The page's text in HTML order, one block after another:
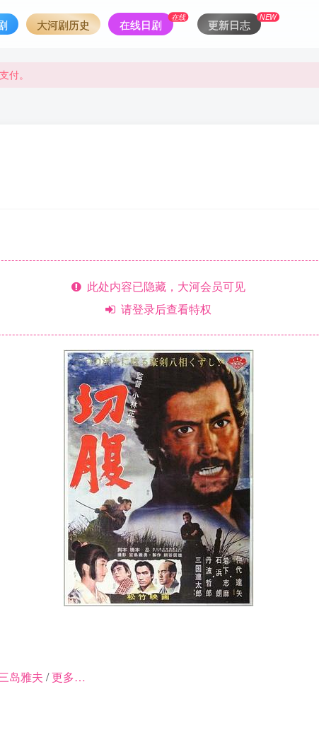
大河剧历史 在线日剧
在线
更新日志
NEW
付。
付。
此处内容已隐藏，大河会员可见
请登录后查看特权
岛雅夫 /更多…